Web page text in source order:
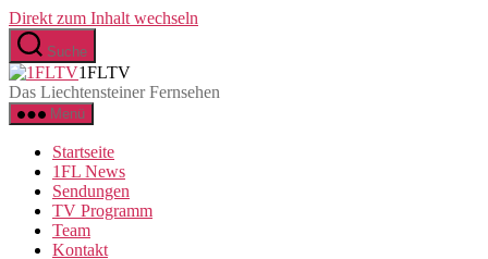
Direkt zum Inhalt wechseln
Suche
1FLTV
Das Liechtensteiner Fernsehen
Menü
Startseite
1FL News
Sendungen
TV Programm
Team
Kontakt